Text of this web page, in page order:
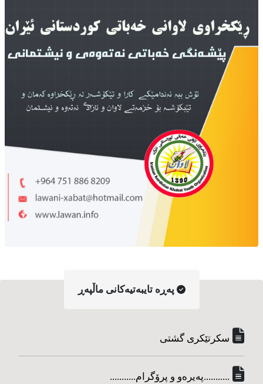
په‌ڕه‌ تایبه‌تیه‌کانی ماڵپه‌ڕ
سکرتێکری گشتی
...........په‌یره‌و و پرۆگرام...........